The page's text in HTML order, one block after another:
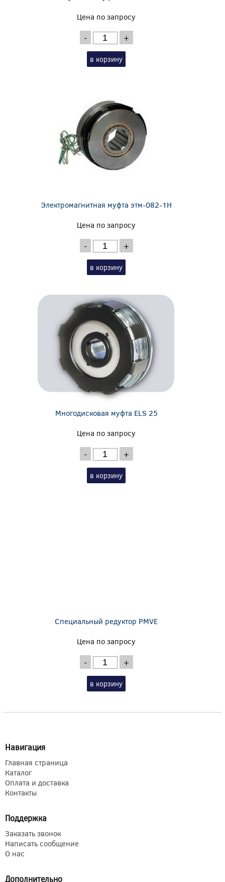
Цена по запросу
- +
в корзину
Электромагнитная муфта этм-082-1Н
Цена по запросу
- +
в корзину
Многодисковая муфта ELS 25
Цена по запросу
- +
в корзину
Специальный редуктор PMVE
Цена по запросу
- +
в корзину
Навигация
Главная страница
Каталог
Оплата и доставка
Контакты
Поддержка
Заказать звонок
Написать сообщение
О нас
Дополнительно